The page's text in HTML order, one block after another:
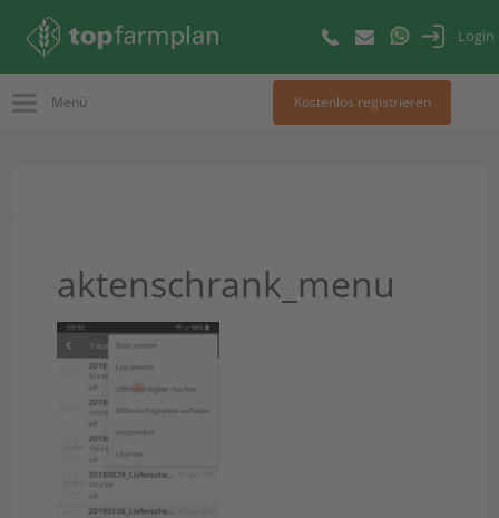
Login
Menü Kostenlos registrieren
aktenschrank_menu